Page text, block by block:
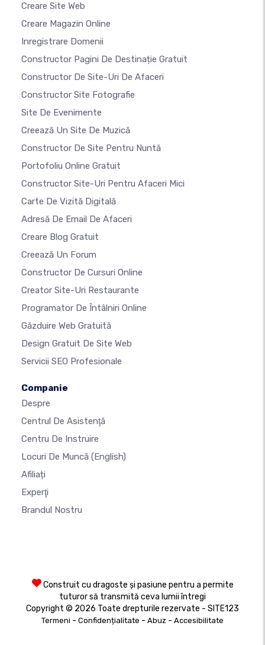
Creare Site Web
Creare Magazin Online
Inregistrare Domenii
Constructor Pagini De Destinație Gratuit
Constructor De Site-Uri De Afaceri
Constructor Site Fotografie
Site De Evenimente
Creează Un Site De Muzică
Constructor De Site Pentru Nuntă
Portofoliu Online Gratuit
Constructor Site-Uri Pentru Afaceri Mici
Carte De Vizită Digitală
Adresă De Email De Afaceri
Creare Blog Gratuit
Creează Un Forum
Constructor De Cursuri Online
Creator Site-Uri Restaurante
Programator De Întâlniri Online
Găzduire Web Gratuită
Design Gratuit De Site Web
Servicii SEO Profesionale
Companie
Despre
Centrul De Asistenţă
Centru De Instruire
Locuri De Muncă (English)
Afiliați
Experţi
Brandul Nostru
Construit cu dragoste și pasiune pentru a permite
tuturor să transmită ceva lumii întregi
Copyright © 2026 Toate drepturile rezervate - SITE123
Termeni - Confidențialitate - Abuz - Accesibilitate